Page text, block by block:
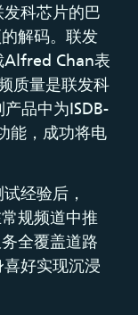
科芯片的巴
解码。联发
Alfred Chan表
质量是联发科
品中为ISDB-
能，成功将电
经验后，
规频道中推
全覆盖道路
好实现沉浸